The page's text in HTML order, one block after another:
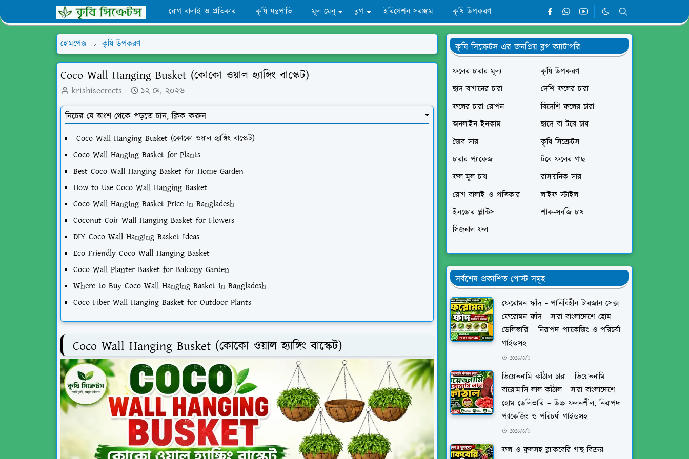
রোগ বালাই ও প্রতিকার কৃষি যন্ত্রপাতি মূল মেনু ব্লগ ইরিগেশন সরঞ্জাম কৃষি উপকরণ
হোমপেজ কৃষি উপকরণ
Coco Wall Hanging Busket (কোকো ওয়াল হ্যাঙ্গিং বাস্কেট)
krishisecrects ১২ মে, ২০২৬
নিচের যে অংশ থেকে পড়তে চান, ক্লিক করুন
Coco Wall Hanging Busket (কোকো ওয়াল হ্যাঙ্গিং বাস্কেট)
Coco Wall Hanging Basket for Plants
Best Coco Wall Hanging Basket for Home Garden
How to Use Coco Wall Hanging Basket
Coco Wall Hanging Basket Price in Bangladesh
Coconut Coir Wall Hanging Basket for Flowers
DIY Coco Wall Hanging Basket Ideas
Eco Friendly Coco Wall Hanging Basket
Coco Wall Planter Basket for Balcony Garden
Where to Buy Coco Wall Hanging Basket in Bangladesh
Coco Fiber Wall Hanging Basket for Outdoor Plants
Coco Wall Hanging Busket (কোকো ওয়াল হ্যাঙ্গিং বাস্কেট)
কৃষি সিক্রেটস এর জনপ্রিয় ব্লগ ক্যাটাগরি
ফলের চারার মূল্য
কৃষি উপকরণ
ছাদ বাগানের চারা
দেশি ফলের চারা
ফলের চারা রোপন
বিদেশি ফলের চারা
অনলাইন ইনকাম
ছাদে বা টবে চাষ
জৈব সার
কৃষি সিক্রেটস
চারার প্যাকেজ
টবে ফলের গাছ
ফল-মূল চাষ
রাসায়নিক সার
রোগ বালাই ও প্রতিকার
লাইফ স্টাইল
ইনডোর প্লান্টস
শাক-সবজি চাষ
সিজনাল ফল
সর্বশেষ প্রকাশিত পোস্ট সমূহ
ফেরোমন ফাঁদ - পানিবিহীন টারজান সেক্স
ফেরোমন ফাঁদ - সারা বাংলাদেশে হোম
ডেলিভারি – নিরাপদ প্যাকেজিং ও পরিচর্যা
গাইডসহ
2026/8/1
ভিয়েতনামি কাঁঠাল চারা - ভিয়েতনামি
বারোমাসি লাল কাঁঠাল - সারা বাংলাদেশে
হোম ডেলিভারি – উচ্চ ফলনশীল, নিরাপদ
প্যাকেজিং ও পরিচর্যা গাইডসহ
2026/8/1
ফল ও ফুলসহ ব্ল্যাকবেরি গাছ বিক্রয় -